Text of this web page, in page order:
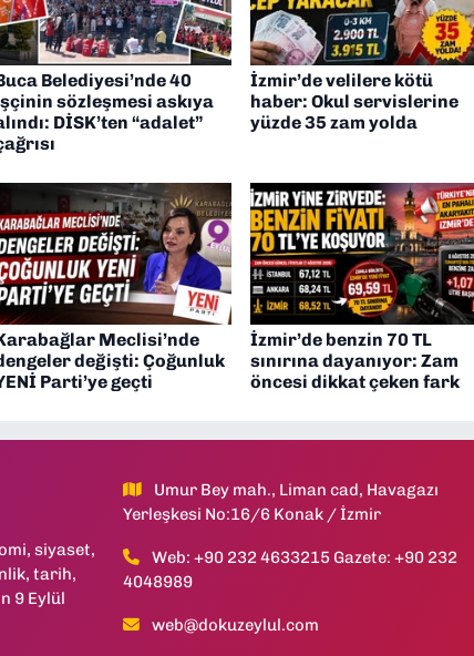
Belediyesi’nde 40
sözleşmesi askıya
DİSK’ten “adalet”
İzmir’de velilere kötü
haber: Okul servislerine
yüzde 35 zam yolda
Meclisi’nde
değişti: Çoğunluk
Parti’ye geçti
İzmir’de benzin 70 TL
sınırına dayanıyor: Zam
öncesi dikkat çeken fark
siyaset,
tarih,
9 Eylül
Umur Bey mah., Liman cad, Havagazı
Yerleşkesi No:16/6 Konak / İzmir
Web: +90 232 4633215 Gazete: +90 232
4048989
web@dokuzeylul.com